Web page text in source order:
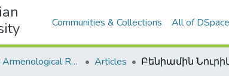
Communities & Collections All of DSpace
Haigazian Armenological Review Articles